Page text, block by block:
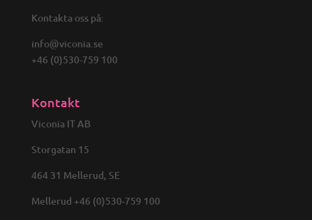
Kontakta oss på:
info@viconia.se
+46 (0)530-759 100
Kontakt
Viconia IT AB
Storgatan 15
464 31 Mellerud, SE
Mellerud +46 (0)530-759 100